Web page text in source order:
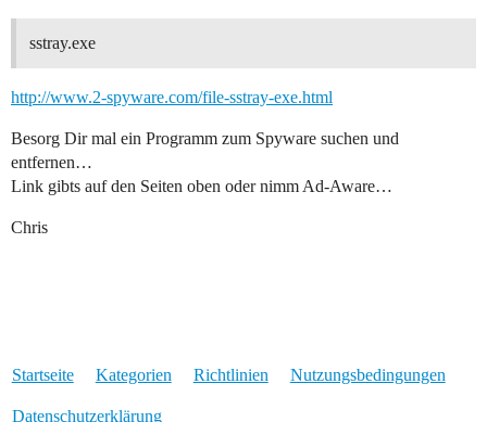
sstray.exe
http://www.2-spyware.com/file-sstray-exe.html
Besorg Dir mal ein Programm zum Spyware suchen und
entfernen…
Link gibts auf den Seiten oben oder nimm Ad-Aware…
Chris
Startseite Kategorien Richtlinien Nutzungsbedingungen
Datenschutzerklärung